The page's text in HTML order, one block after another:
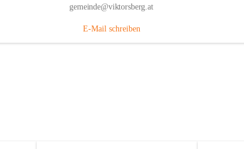
gemeinde@viktorsberg.at
E-Mail schreiben